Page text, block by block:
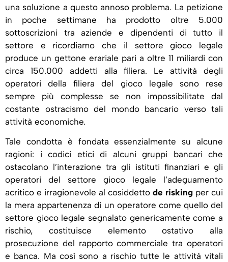
una soluzione a questo annoso problema. La petizione
in poche settimane ha prodotto oltre 5.000
sottoscrizioni tra aziende e dipendenti di tutto il
settore e ricordiamo che il settore gioco legale
produce un gettone erariale pari a oltre 11 miliardi con
circa 150.000 addetti alla filiera. Le attività degli
operatori della filiera del gioco legale sono rese
sempre più complesse se non impossibilitate dal
costante ostracismo del mondo bancario verso tali
attività economiche.
Tale condotta è fondata essenzialmente su alcune
ragioni: i codici etici di alcuni gruppi bancari che
ostacolano l’interazione tra gli istituti finanziari e gli
operatori del settore gioco legale l’adeguamento
acritico e irragionevole al cosiddetto de risking per cui
la mera appartenenza di un operatore come quello del
settore gioco legale segnalato genericamente come a
rischio, costituisce elemento ostativo alla
prosecuzione del rapporto commerciale tra operatori
e banca. Ma così sono a rischio tutte le attività vitali